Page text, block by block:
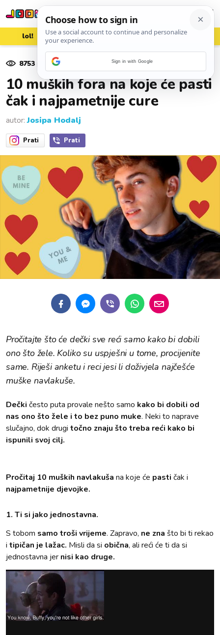
lol! aww vrh! woot?!
8753 pregleda
10 muških fora na koje će pasti
čak i najpametnije cure
autor:Josipa Hodalj
Prati Prati
Pročitajte što će dečki sve reći samo kako bi dobili
ono što žele. Koliko su uspješni u tome, procijenite
same. Riješi anketu i reci jesi li doživjela najčešće
muške navlakuše.
Dečki često puta provale nešto samo kako bi dobili od
nas ono što žele i to bez puno muke. Neki to naprave
slučajno, dok drugi točno znaju što treba reći kako bi
ispunili svoj cilj.
Pročitaj 10 muških navlakuša na koje će pasti čak i
najpametnije djevojke.
1. Ti si jako jednostavna.
S tobom samo troši vrijeme. Zapravo, ne zna što bi ti rekao
i tipičan je lažac. Misli da si obična, ali reći će ti da si
jednostavna jer nisi kao druge.
Sign in with Google